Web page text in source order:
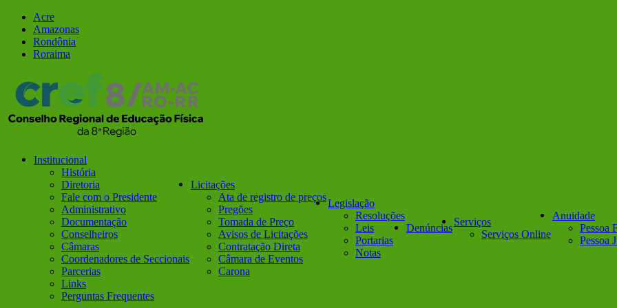
para
conteúdo
Facebook
Instagram
Acre
Amazonas
Rondônia
Roraima
Institucional
História
Diretoria
Fale com o Presidente
Administrativo
Documentação
Conselheiros
Câmaras
Coordenadores de Seccionais
Parcerias
Links
Perguntas Frequentes
Licitações
Ata de registro de preços
Pregões
Tomada de Preço
Avisos de Licitações
Contratação Direta
Câmara de Eventos
Carona
Legislação
Resoluções
Leis
Portarias
Notas
Denúncias
Serviços
Serviços Online
Anuidade
Pessoa
Pessoa